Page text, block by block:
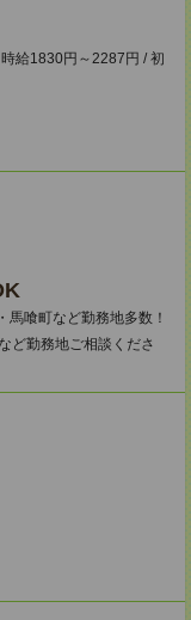
給1830円～2287円 / 初
馬喰町など勤務地多数！
勤務地ご相談くださ